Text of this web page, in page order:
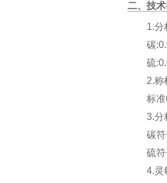
二、技
1.分
碳
硫
2.称
标
3.分
碳
硫
4.灵